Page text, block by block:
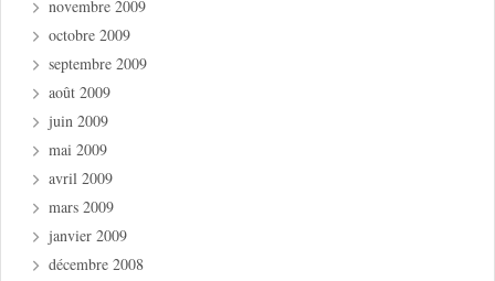
novembre 2009
octobre 2009
septembre 2009
août 2009
juin 2009
mai 2009
avril 2009
mars 2009
janvier 2009
décembre 2008